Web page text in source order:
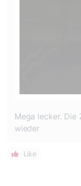
Mega lecker. Die
wieder
Like